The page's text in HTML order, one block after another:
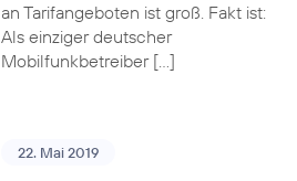
an Tarifangeboten ist groß. Fakt ist:
Als einziger deutscher
Mobilfunkbetreiber […]
22. Mai 2019